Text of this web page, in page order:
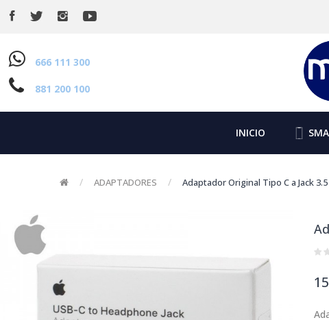
666 111 300
881 200 100
INICIO
ADAPTADORES Adaptador Original Tipo C a Jack